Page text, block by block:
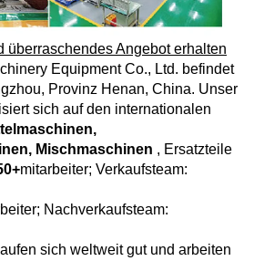
überraschendes Angebot erhalten
Equipment Co., Ltd. befindet
Provinz Henan, China. Unser
sich auf den internationalen
Mischmaschinen , Ersatzteile
mitarbeiter; Verkaufsteam:
Nachverkaufsteam:
sich weltweit gut und arbeiten